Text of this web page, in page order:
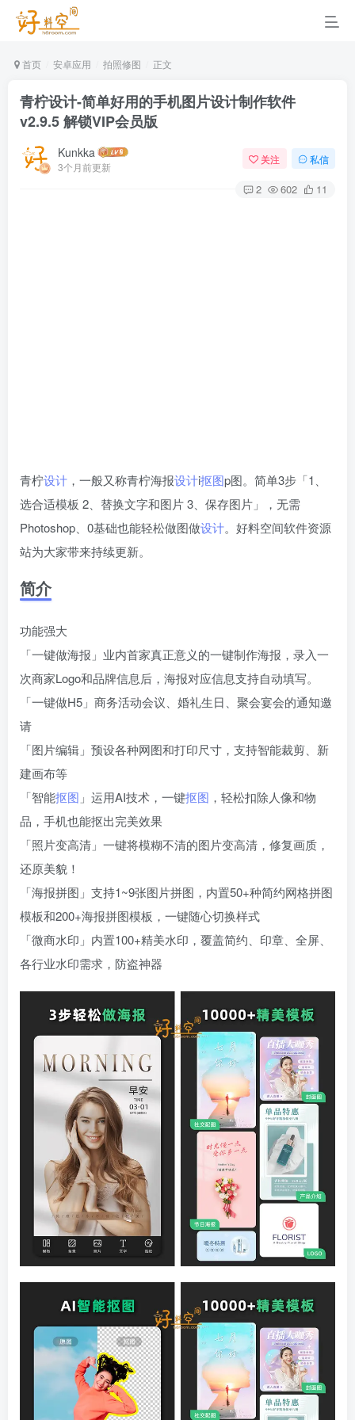
首页 安卓应用 拍照修图 正文
青柠设计-简单好用的手机图片设计制作软件
v2.9.5 解锁VIP会员版
Kunkka
3个月前更新
关注 私信
2 602 11
青柠设计 ，一般又称青柠海报设计i抠图p图。简单3步「1、
选合适模板 2、替换文字和图片 3、保存图片」，无需
Photoshop、0基础也能轻松做图做设计。好料空间软件资源
站为大家带来持续更新。
简介
功能强大
「一键做海报」业内首家真正意义的一键制作海报，录入一
次商家Logo和品牌信息后，海报对应信息支持自动填写。
「一键做H5」商务活动会议、婚礼生日、聚会宴会的通知邀
请
「图片编辑」预设各种网图和打印尺寸，支持智能裁剪、新
建画布等
「智能抠图 」运用AI技术，一键抠图 ，轻松扣除人像和物
品，手机也能抠出完美效果
「照片变高清」一键将模糊不清的图片变高清，修复画质，
还原美貌！
「海报拼图」支持1~9张图片拼图，内置50+种简约网格拼图
模板和200+海报拼图模板，一键随心切换样式
「微商水印」内置100+精美水印，覆盖简约、印章、全屏、
各行业水印需求，防盗神器